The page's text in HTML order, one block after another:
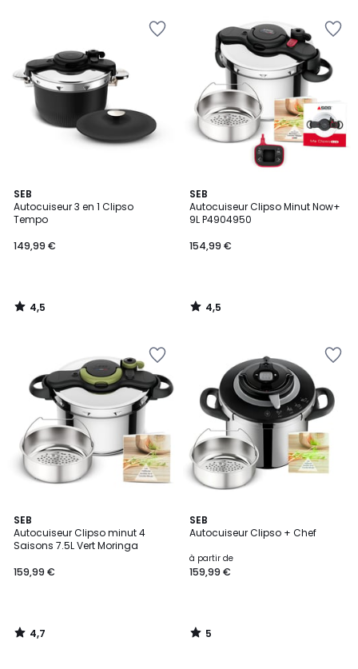
SEB
Autocuiseur 3 en 1 Clipso
Tempo
149,99 €
4,5
/ 5
4,5
/
SEB
Autocuiseur Clipso Minut Now+
9L P4904950
154,99 €
4,5
/ 5
4,5
/
SEB
Autocuiseur Clipso minut 4
Saisons 7.5L Vert Moringa
159,99 €
4,7
/ 5
4,7
/
SEB
Autocuiseur Clipso + Chef
à partir de
159,99 €
5
/
5
/